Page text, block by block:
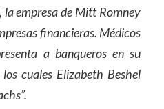
empresa de Mitt Romney
financieras. Médicos
a banqueros en su
cuales Elizabeth Beshel